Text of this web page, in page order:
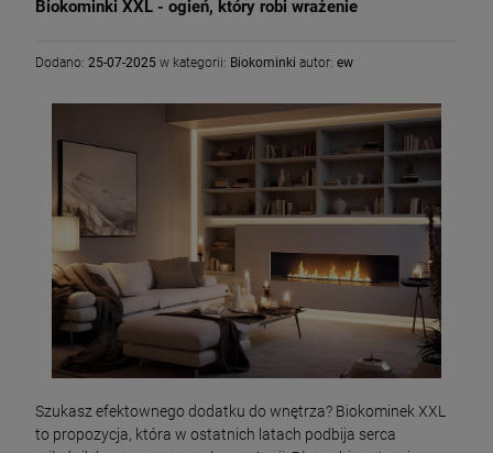
Biokominki XXL - ogień, który robi wrażenie
Dodano: 25-07-2025 w kategorii: Biokominki autor: ew
Szukasz efektownego dodatku do wnętrza? Biokominek XXL
to propozycja, która w ostatnich latach podbija serca